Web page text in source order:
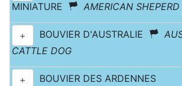
MINIATURE
AMERICAN
+ BOUVIER D'AUSTRALIE
CATTLE DOG
+ BOUVIER DES ARDENNES